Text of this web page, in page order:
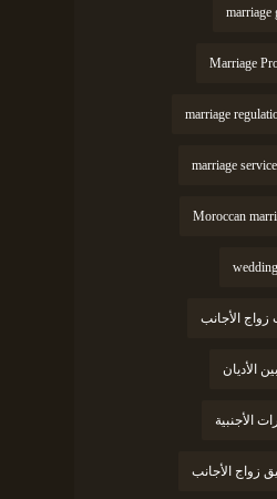
marriage
Marriage
marriage
marriage
Moroccan
زواج الأجانب
الأديان
الأجنبية
زواج الأجانب